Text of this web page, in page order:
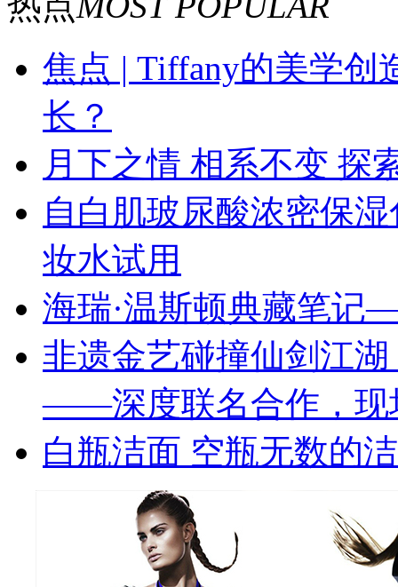
焦点 | Tiffany的美学创
长？
月下之情 相系不变 探
自白肌玻尿酸浓密保
妆水试用
海瑞·温斯顿典藏笔记
非遗金艺碰撞仙剑江
——深度联名合作，现
白瓶洁面 空瓶无数的